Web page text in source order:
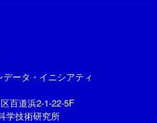
ータ・イニシアティ
百道浜2-1-22-5F
学技術研究所